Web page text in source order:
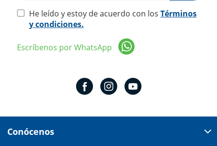
He leído y estoy de acuerdo con los Términos
y condiciones.
Escríbenos por WhatsApp
Conócenos